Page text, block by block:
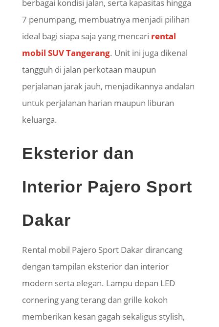
berbagai kondisi jalan, serta kapasitas hingga
7 penumpang, membuatnya menjadi pilihan
ideal bagi siapa saja yang mencari rental
mobil SUV Tangerang. Unit ini juga dikenal
tangguh di jalan perkotaan maupun
perjalanan jarak jauh, menjadikannya andalan
untuk perjalanan harian maupun liburan
keluarga.
Eksterior dan
Interior Pajero Sport
Dakar
Rental mobil Pajero Sport Dakar dirancang
dengan tampilan eksterior dan interior
modern serta elegan. Lampu depan LED
corneringyang terang dan grille kokoh
memberikan kesan gagah sekaligus stylish,